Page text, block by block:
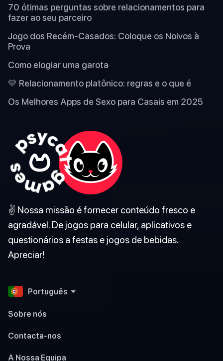
70 ótimas perguntas sobre relacionamentos para
fazer ao seu parceiro
Jogo dos Recém-Casados: Coloque os Noivos à
Prova
Como elogiar uma garota
💛 Relacionamento platônico: regras e o que é
Os Melhores Apps de Sexo para Casais em 2025
✌️ Nossa missão é fornecer conteúdo fresco e
agradável. De jogos para celular, aplicativos e
questionários a festas e jogos de bebidas.
Apreciar!
Português
Sobre nós
Contacta-nos
A Nossa Equipa